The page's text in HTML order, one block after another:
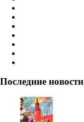
Последние новости